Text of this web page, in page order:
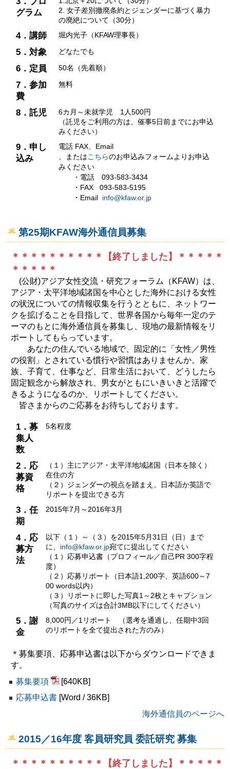
グラム
2. 女子差別撤廃条約とジェンダーに基づく暴力
の廃絶について（30分）
4．講師 堀内光子（KFAW理事長）
5．対象 どなたでも
6．定員 50名（先着順）
7．参加
費
無料
8．託児
6カ月～未就学児 1人500円
（託児をご利用の方は、催事5日前までにお申込
みください）
9．申し
込み
電話 FAX、Email
、またはこちらのお申込みフォームよりお申込
みください
・電話 093-583-3434
・FAX 093-583-5195
・Email info@kfaw.or.jp
第25期KFAW海外通信員募集
＊＊＊＊＊＊＊＊＊＊【終了しました】＊＊＊＊＊
＊＊＊＊＊
(公財)アジア女性交流・研究フォーラム（KFAW）は、
アジア・太平洋地域諸国を中心とした海外における女性
の状況についての情報収集を行うとともに、ネットワー
クを拡げることを目指して、世界各国から毎年一定のテ
ーマのもとに海外通信員を募集し、現地の最新情報をリ
ポートしてもらっています。
あなたの住んでいる地域で、固定的に「女性／男性
の役割」とされている慣行や習慣はありませんか。家
族、子育て、仕事など、日常生活において、どうしたら
固定観念から解放され、男女がともにいきいきと活躍で
きるようになるのか、リポートしてください。
皆さまからのご応募をお待ちしております。
1．募
集人
数
5名程度
2．応
募資
格
（１）主にアジア・太平洋地域諸国（日本を除く）
在住の方
（２）ジェンダーの視点を踏まえ、日本語か英語で
リポートを提出できる方
3．任
期
2015年7月～2016年3月
4．応
募方
法
以下（１）～（３）を2015年5月31日（日）まで
に、 info@kfaw.or.jp宛てに提出してください
（１）応募申込書（プロフィール／自己PR 300字程
度）
（２）応募リポート（日本語1,200字、英語600～7
00 words以内）
（３）リポートに即した写真1～2枚とキャプション
（写真のサイズは合計3MB以下にしてください）
5．謝
金
8,000円／1リポート （選考を通過し、任期中3回
のリポートを全て提出された方のみ）
＊募集要項、応募申込書は以下からダウンロードできま
す。
募集要項
[640KB]
応募申込書 [Word / 36KB]
海外通信員のページへ
2015／16年度 客員研究員 委託研究 募集
＊＊＊＊＊＊＊＊＊＊【終了しました】＊＊＊＊＊